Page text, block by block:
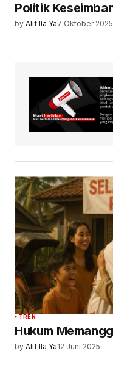
Politik
by Alif Ila Ya7 Oktober 2025
TREN
Hukum
by Alif Ila Ya12 Juni 2025